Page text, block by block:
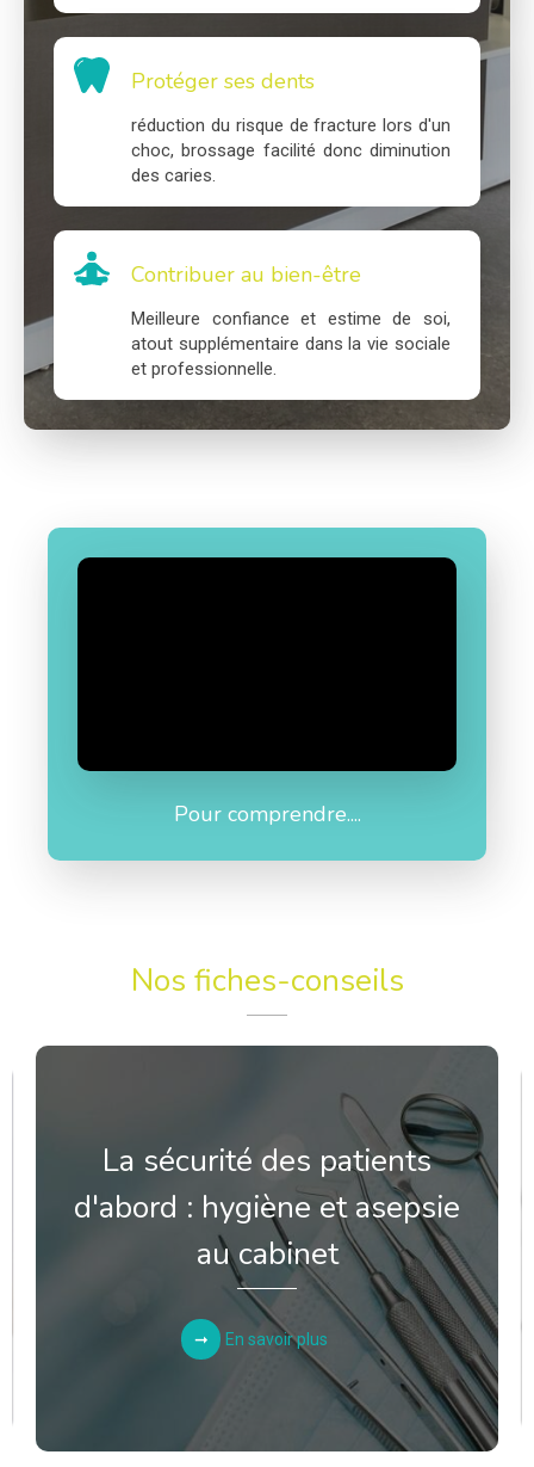
Protéger ses dents
réduction du risque de fracture lors d'un
choc, brossage facilité donc diminution
des caries.
Contribuer au bien-être
Meilleure confiance et estime de soi,
atout supplémentaire dans la vie sociale
et professionnelle.
Pour comprendre....
Nos fiches-conseils
La sécurité des patients
d'abord : hygiène et asepsie
au cabinet
En savoir plus